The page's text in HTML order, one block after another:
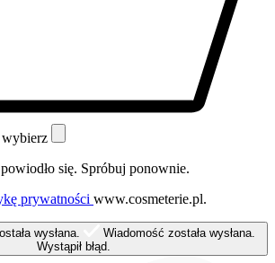
wybierz
się. Spróbuj ponownie.
prywatności www.cosmeterie.pl.
wysłana.
Wiadomość została wysłana.
Wystąpił błąd.